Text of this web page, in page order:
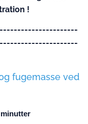
!
fugemasse ved